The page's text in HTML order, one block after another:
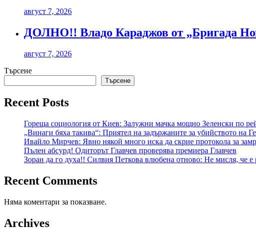
август 7, 2026
ДОЛНО!! Владо Караджов от „Бригада
август 7, 2026
Търсене
Търсене
Recent Posts
Гореща социология от Киев: Залужни мачка мощно Зеленски по
„Винаги бяха такива“: Приятел на задържаните за убийството на
Ивайло Мирчев: Явно някой много иска да скрие протокола за
Пълен абсурд! Одиторът Главчев проверява премиера Главчев
Зоран да го духа!! Силвия Петкова влюбена отново: Не мисля, че
Recent Comments
Няма коментари за показване.
Archives